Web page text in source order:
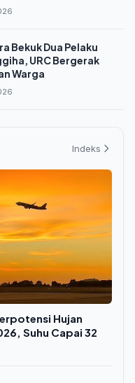
Bekuk Dua Pelaku
URC Bergerak
Warga
Indeks
Hujan
Suhu Capai 32